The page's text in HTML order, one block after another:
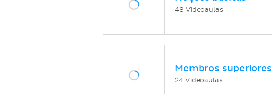
48 Videoaulas
Membros superiores
24 Videoaulas